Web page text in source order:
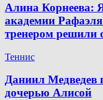
Алина Корнеева:
академии
тренером решили
Теннис
Даниил Медведев
дочерью Алисой